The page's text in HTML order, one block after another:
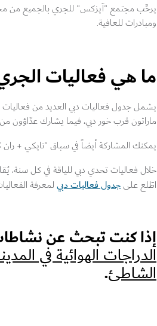
يرحِّب مجتمع "آيزكس" للجري بالجميع من
ومبادرات للعافية.
ما هي فعاليات
ماراثون قرب خور دبي، فيما يشارك عدّاؤون من
يمكنك المشاركة أيضاً في سباق "نايكي + ران كلوب دبي" لمسافة 10 كلم
خلال فعاليات تحدي دبي للياقة في كل سنة،
اطّلع علىجدول فعاليات دبيلمعرفة
إذا كنت تبحث عن
الدراجات الهوائية في
الشاطئ.